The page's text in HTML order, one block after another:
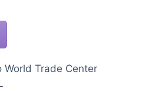
World Trade Center